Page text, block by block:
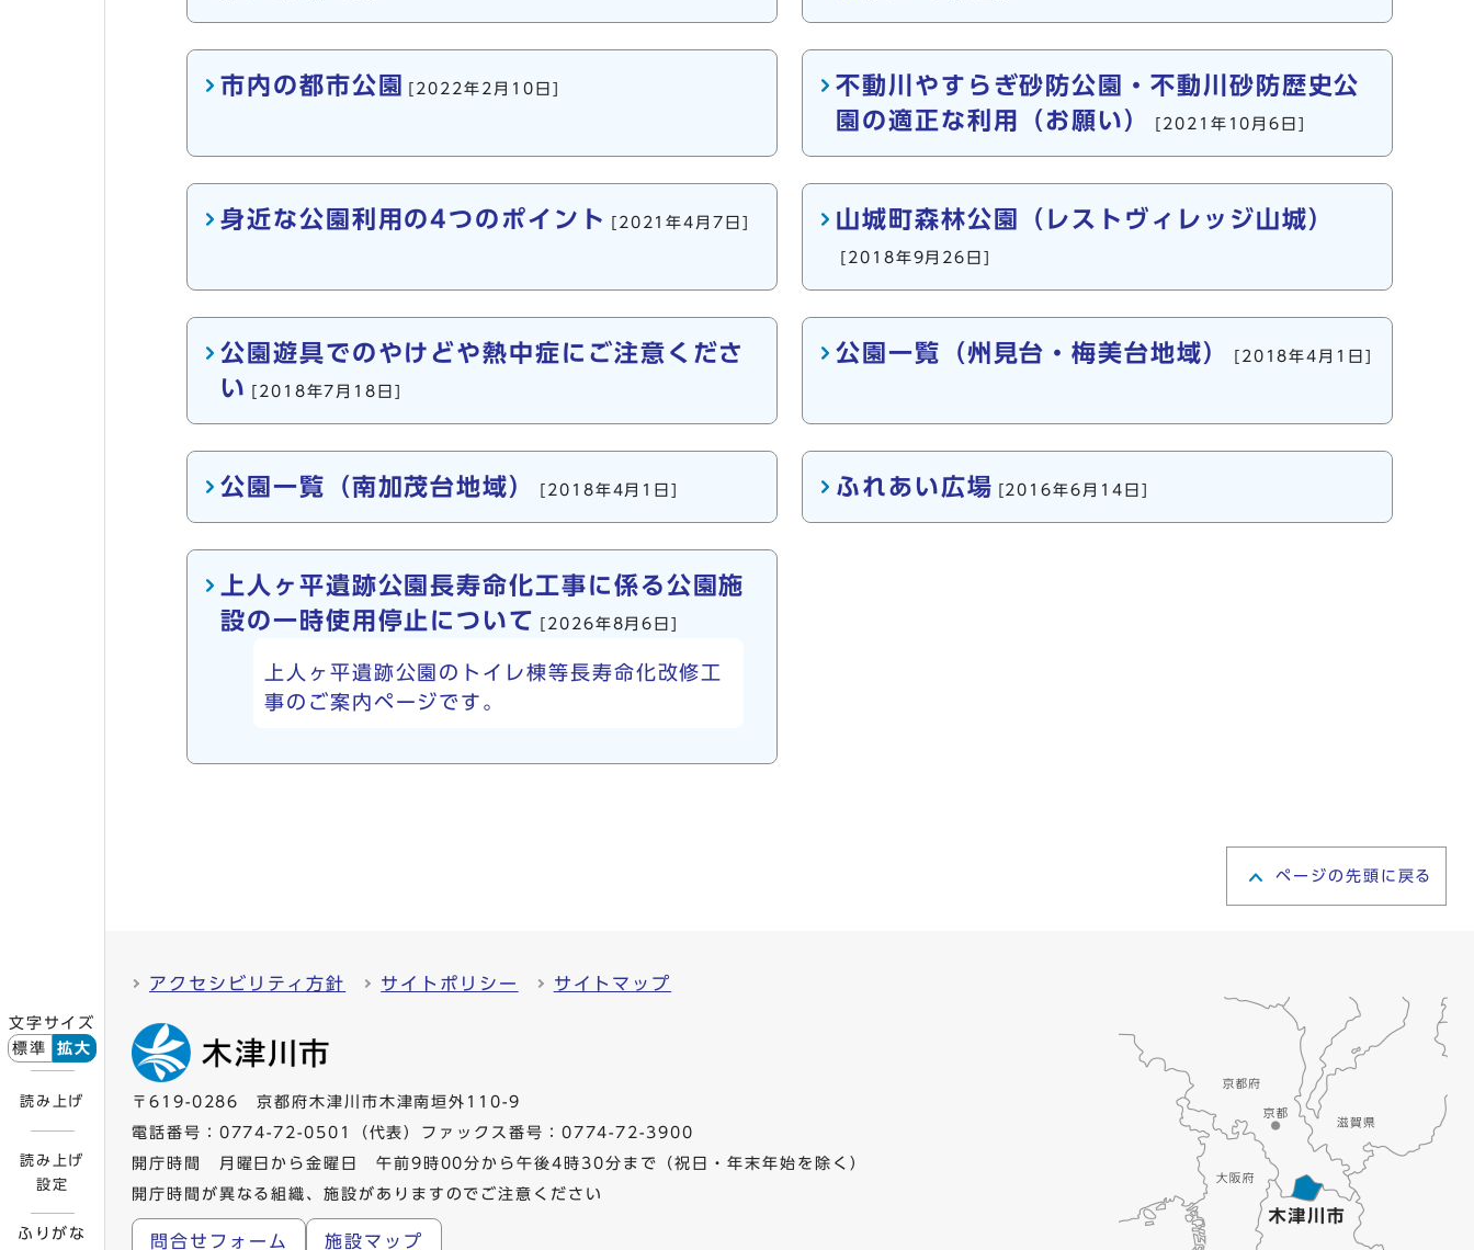
文字サイズ
標準
拡大
読み上げ
読み上げ
設定
ふりがな
市内の都市公園 [2022年2月10日]
不動川やすらぎ砂防公園・不動川砂防歴史公
園の適正な利用（お願い）
[2021年10月6日]
身近な公園利用の4つのポイント [2021年4月7日] 山城町森林公園（レストヴィレッジ山城）
[2018年9月26日]
公園遊具でのやけどや熱中症にご注意くださ
い
[2018年7月18日]
公園一覧（州見台・梅美台地域） [2018年4月1日]
公園一覧（南加茂台地域） [2018年4月1日] ふれあい広場 [2016年6月14日]
上人ヶ平遺跡公園長寿命化工事に係る公園施
設の一時使用停止について
[2026年8月6日]
上人ヶ平遺跡公園のトイレ棟等長寿命化改修工
事のご案内ページです。
ページの先頭に戻る
アクセシビリティ方針 サイトポリシー サイトマップ
〒619-0286 京都府木津川市木津南垣外110-9
電話番号： 0774-72-0501
（代表）ファックス番号：0774-72-3900
開庁時間 月曜日から金曜日 午前9時00分から午後4時30分まで（祝日・年末年始を除く）
開庁時間が異なる組織、施設がありますのでご注意ください
問合せフォーム 施設マップ